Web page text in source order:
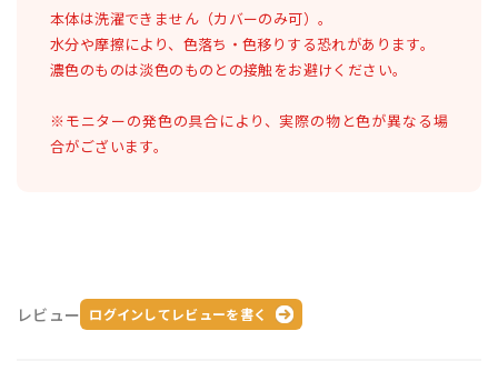
本体は洗濯できません（カバーのみ可）。
水分や摩擦により、色落ち・色移りする恐れがあります。
濃色のものは淡色のものとの接触をお避けください。
※モニターの発色の具合により、実際の物と色が異なる場
合がございます。
レビュー ログインしてレビューを書く